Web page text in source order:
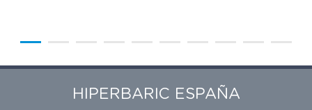
HIPERBARIC ESPAÑA